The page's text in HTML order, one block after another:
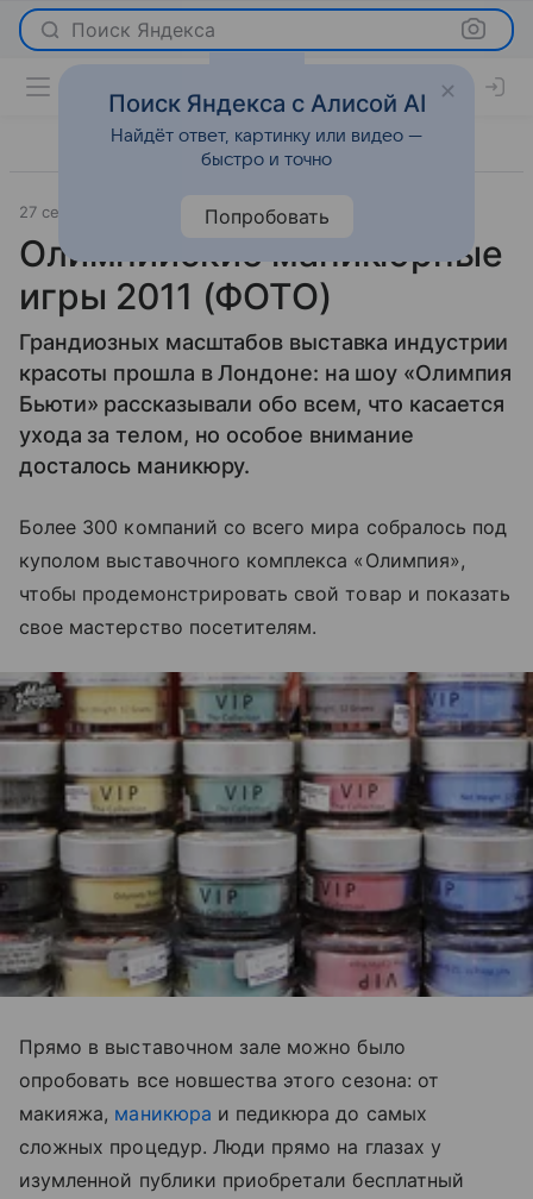
Поиск Яндекса
27 сентября 2011 Новости
Олимпийские маникюрные
игры 2011 (ФОТО)
Грандиозных масштабов выставка индустрии
красоты прошла в Лондоне: на шоу «Олимпия
Бьюти» рассказывали обо всем, что касается
ухода за телом, но особое внимание
досталось маникюру.
Более 300 компаний со всего мира собралось под
куполом выставочного комплекса «Олимпия»,
чтобы продемонстрировать свой товар и показать
свое мастерство посетителям.
Прямо в выставочном зале можно было
опробовать все новшества этого сезона: от
макияжа, маникюра и педикюра до самых
сложных процедур. Люди прямо на глазах у
изумленной публики приобретали бесплатный
Поиск Яндекса с Алисой AI
Найдёт ответ, картинку или видео —
быстро и точно
Попробовать